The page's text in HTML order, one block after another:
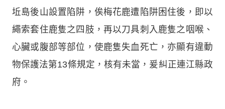
坵島後山設置陷阱，俟梅花鹿遭陷阱困住後，即以
繩索套住鹿隻之四肢，再以刀具刺入鹿隻之咽喉、
心臟或腹部等部位，使鹿隻失血死亡，亦顯有違動
物保護法第13條規定，核有未當，爰糾正連江縣政
府。